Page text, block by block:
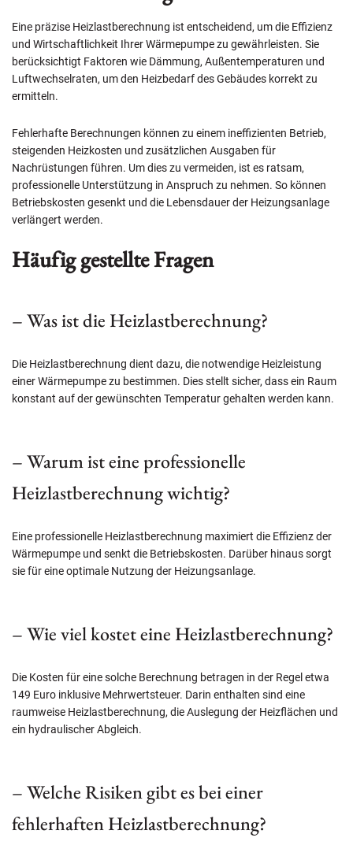
Eine präzise Heizlastberechnung ist entscheidend, um die Effizienz
und Wirtschaftlichkeit Ihrer Wärmepumpe zu gewährleisten. Sie
berücksichtigt Faktoren wie Dämmung, Außentemperaturen und
Luftwechselraten, um den Heizbedarf des Gebäudes korrekt zu
ermitteln.
Fehlerhafte Berechnungen können zu einem ineffizienten Betrieb,
steigenden Heizkosten und zusätzlichen Ausgaben für
Nachrüstungen führen. Um dies zu vermeiden, ist es ratsam,
professionelle Unterstützung in Anspruch zu nehmen. So können
Betriebskosten gesenkt und die Lebensdauer der Heizungsanlage
verlängert werden.
Häufig gestellte Fragen
– Was ist die Heizlastberechnung?
Die Heizlastberechnung dient dazu, die notwendige Heizleistung
einer Wärmepumpe zu bestimmen. Dies stellt sicher, dass ein Raum
konstant auf der gewünschten Temperatur gehalten werden kann.
– Warum ist eine professionelle
Heizlastberechnung wichtig?
Eine professionelle Heizlastberechnung maximiert die Effizienz der
Wärmepumpe und senkt die Betriebskosten. Darüber hinaus sorgt
sie für eine optimale Nutzung der Heizungsanlage.
– Wie viel kostet eine Heizlastberechnung?
Die Kosten für eine solche Berechnung betragen in der Regel etwa
149 Euro inklusive Mehrwertsteuer. Darin enthalten sind eine
raumweise Heizlastberechnung, die Auslegung der Heizflächen und
ein hydraulischer Abgleich.
– Welche Risiken gibt es bei einer
fehlerhaften Heizlastberechnung?